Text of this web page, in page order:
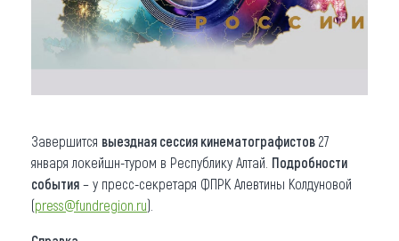
Завершится выездная сессия кинематографистов 27
января локейшн-туром в Республику Алтай. Подробности
события – у пресс-секретаря ФПРК Алевтины Колдуновой
(press@fundregion.ru).